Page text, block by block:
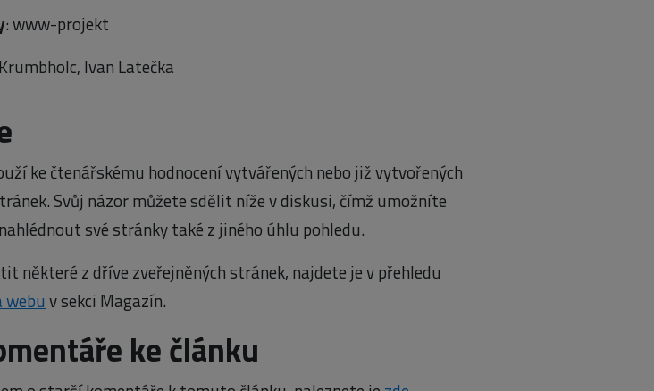
: www-projekt
Ivan Latečka
ke čtenářskému hodnocení vytvářených nebo již vytvořených
Svůj názor můžete sdělit níže v diskusi, čímž umožníte
své stránky také z jiného úhlu pohledu.
některé z dříve zveřejněných stránek, najdete je v přehledu
v sekci Magazín.
ke článku